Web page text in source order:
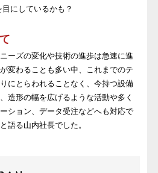
にしているかも？
ーズの変化や技術の進歩は急速に進
変わることも多い中、これまでのテ
にとらわれることなく、今持つ設備
造形の幅を広げるような活動や多く
ション、データ受注などへも対応で
語る山内社長でした。